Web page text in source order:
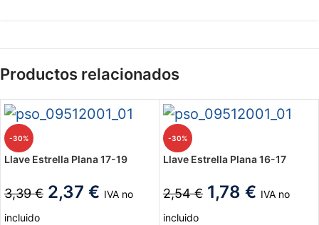
Productos relacionados
-30%
Llave Estrella Plana 17-19
3,39€ 2,37 € IVA no
incluido
-30%
Llave Estrella Plana 16-17
2,54€ 1,78 € IVA no
incluido